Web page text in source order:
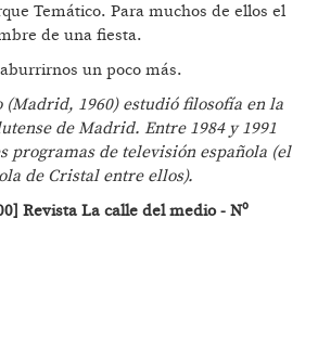
Temático. Para muchos de ellos el
de una fiesta.
un poco más.
(Madrid, 1960) estudió filosofía en la
de Madrid. Entre 1984 y 1991
programas de televisión española (el
de Cristal entre ellos).
Revista La calle del medio - Nº